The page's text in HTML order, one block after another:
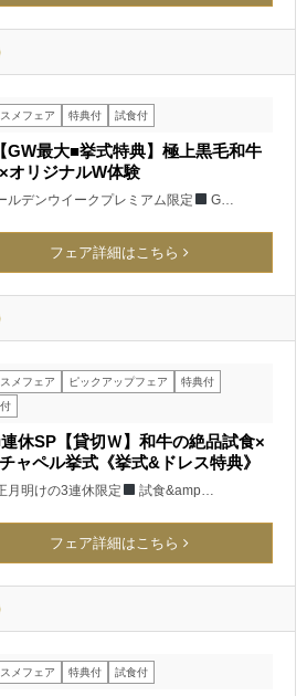
メフェア 特典付 試食付
GW最大■挙式特典】極上黒毛和牛
オリジナルW体験
ルデンウイークプレミアム限定 G…
フェア詳細はこちら
メフェア ピックアップフェア
特典付
休SP【貸切Ｗ】和牛の絶品試食×
ャペル挙式《挙式&ドレス特典》
月明けの3連休限定 試食&amp…
フェア詳細はこちら
メフェア 特典付 試食付